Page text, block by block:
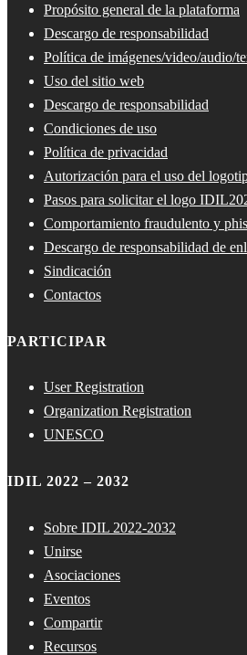
Propósito general de la plataforma
Descargo de responsabilidad
Política de imágenes/video/audio/
Uso del sitio web
Descargo de responsabilidad
Condiciones de uso
Política de privacidad
Autorización para el uso del
Pasos para solicitar el logo
Comportamiento fraudulento y
Descargo de responsabilidad de
Sindicación
Contactos
PARTICIPAR
User Registration
Organization Registration
UNESCO
IDIL 2022 – 2032
Sobre IDIL 2022-2032
Unirse
Asociaciones
Eventos
Compartir
Recursos